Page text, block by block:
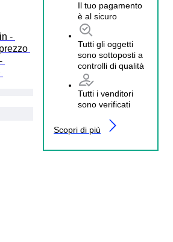
Il tuo pagamento
è al sicuro
Tutti gli oggetti
sono sottoposti a
controlli di qualità
Tutti i venditori
sono verificati
Scopri di più
-